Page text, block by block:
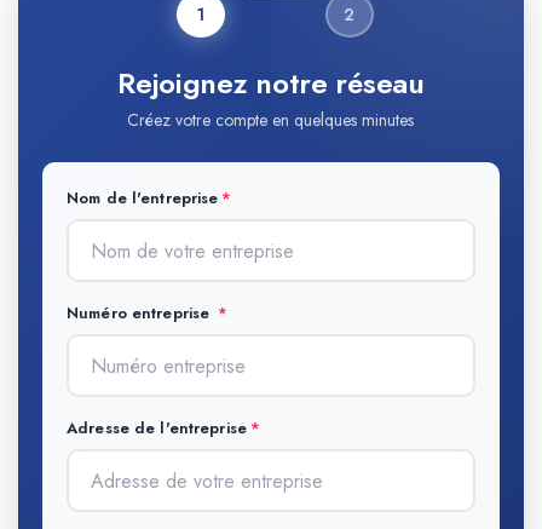
1 2
Rejoignez notre réseau
Créez votre compte en quelques minutes
Nom de l'entreprise
Numéro entreprise
Adresse de l'entreprise